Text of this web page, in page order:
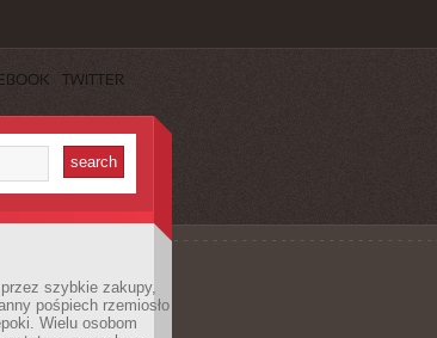
TWITTER
szybkie zakupy,
pośpiech rzemiosło
Wielu osobom